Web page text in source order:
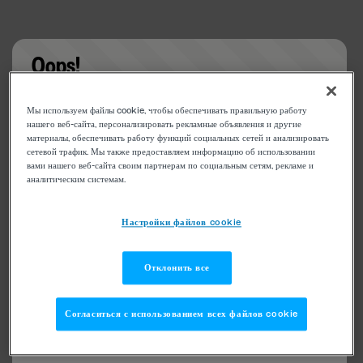
Oops!
Something went wrong. Please try refreshing the
app
Мы используем файлы cookie, чтобы обеспечивать правильную работу
нашего веб-сайта, персонализировать рекламные объявления и другие
материалы, обеспечивать работу функций социальных сетей и анализировать
сетевой трафик. Мы также предоставляем информацию об использовании
вами нашего веб-сайта своим партнерам по социальным сетям, рекламе и
аналитическим системам.
Настройки файлов cookie
Отклонить все
Согласиться с использованием всех файлов cookie